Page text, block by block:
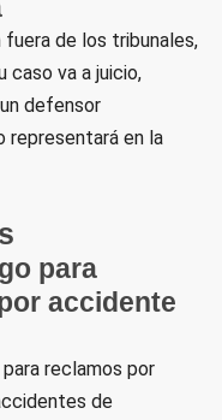
de los tribunales,
caso va a juicio,
defensor
representará en la
para
accidente
reclamos por
de